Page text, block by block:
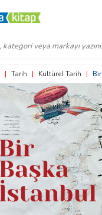
| Tarih | Kültürel Tarih |